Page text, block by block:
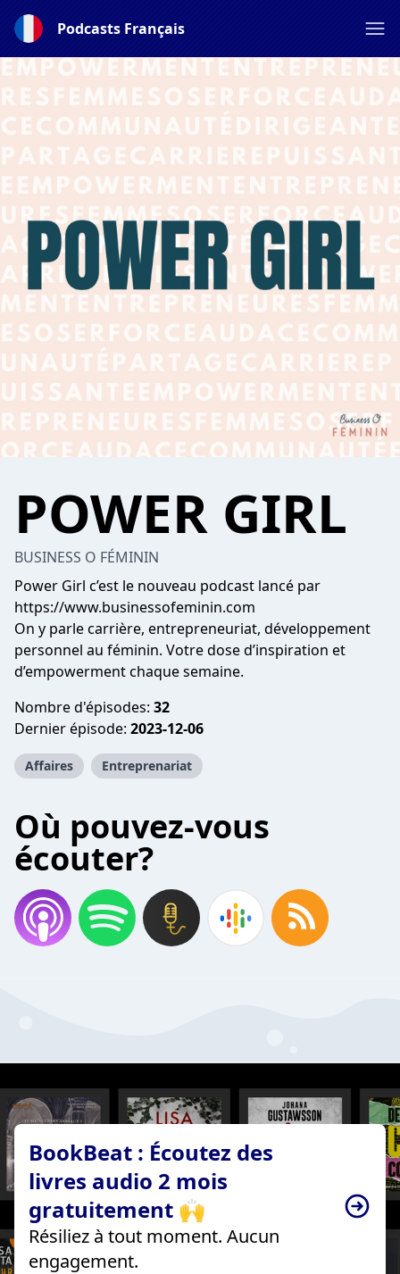
Podcasts Français
POWER GIRL
BUSINESS O FÉMININ
Power Girl c’est le nouveau podcast lancé par
https://www.businessofeminin.com
On y parle carrière, entrepreneuriat, développement
personnel au féminin. Votre dose d’inspiration et
d’empowerment chaque semaine.
Nombre d'épisodes: 32
Dernier épisode: 2023-12-06
Affaires Entreprenariat
Où pouvez-vous
écouter?
BookBeat : Écoutez des
livres audio 2 mois
gratuitement 🙌
Résiliez à tout moment. Aucun
engagement.